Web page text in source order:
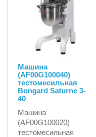
Машина
(AF00G100040)
тестомесильная
Bongard Saturne 3-
40
Машина
(AF00G100020)
тестомесильная